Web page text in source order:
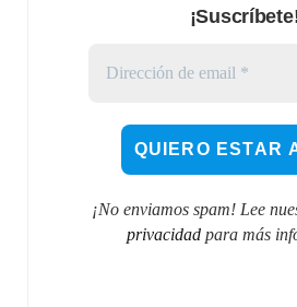
¡No enviamos spam! Lee
privacidadpara más